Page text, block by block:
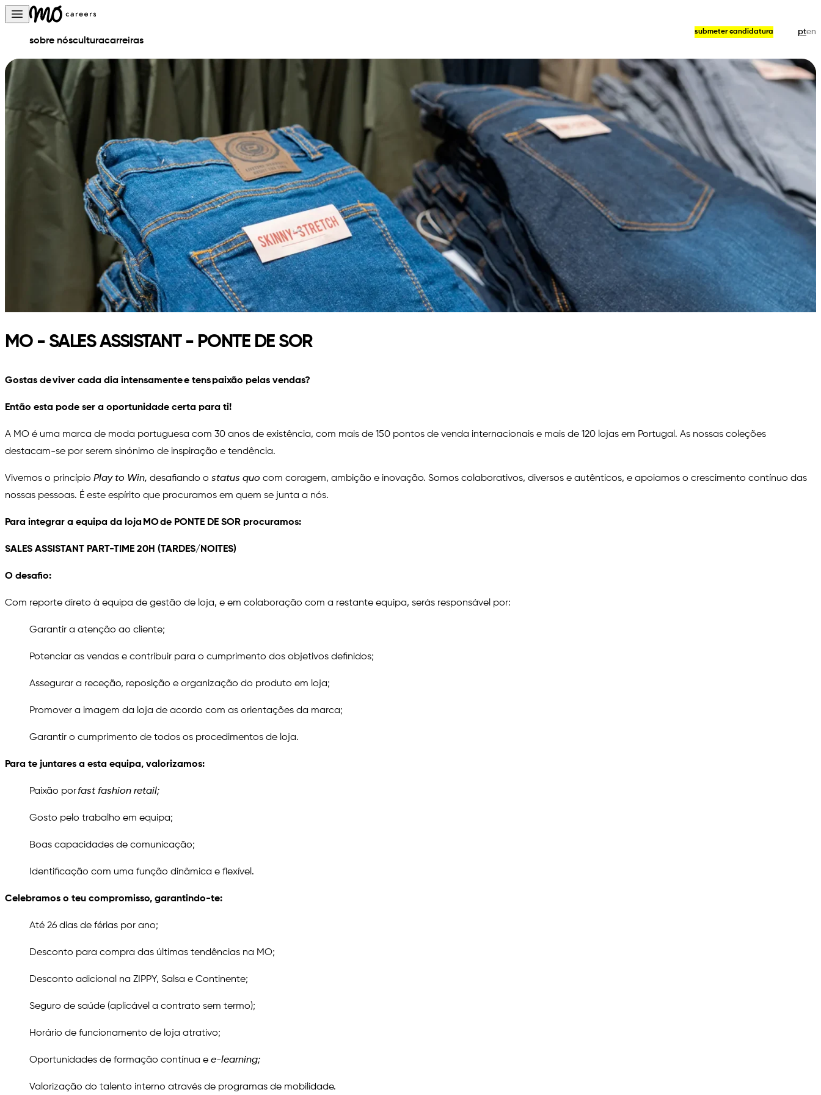
Skip to content
Open main menu
sobre nósculturacarreiras
submeter candidatura pten
MO - SALES ASSISTANT - PONTE DE SOR
Gostas de viver cada dia intensamente e tens paixão pelas vendas?
Então esta pode ser a oportunidade certa para ti!
A MO é uma marca de moda portuguesa com 30 anos de existência, com mais de 150 pontos de venda internacionais e mais de 120 lojas em Portugal. As nossas coleções
destacam-se por serem sinónimo de inspiração e tendência.
Vivemos o princípio Play to Win, desafiando o status quo com coragem, ambição e inovação. Somos colaborativos, diversos e autênticos, e apoiamos o crescimento contínuo das
nossas pessoas. É este espírito que procuramos em quem se junta a nós.
Para integrar a equipa da loja MO de PONTE DE SOR procuramos:
SALES ASSISTANT PART-TIME 20H (TARDES/NOITES)
O desafio:
Com reporte direto à equipa de gestão de loja, e em colaboração com a restante equipa, serás responsável por:
Garantir a atenção ao cliente;
Potenciar as vendas e contribuir para o cumprimento dos objetivos definidos;
Assegurar a receção, reposição e organização do produto em loja;
Promover a imagem da loja de acordo com as orientações da marca;
Garantir o cumprimento de todos os procedimentos de loja.
Para te juntares a esta equipa, valorizamos:
Paixão porfast fashion retail;
Gosto pelo trabalho em equipa;
Boas capacidades de comunicação;
Identificação com uma função dinâmica e flexível.
Celebramos o teu compromisso, garantindo-te:
Até 26 dias de férias por ano;
Desconto para compra das últimas tendências na MO;
Desconto adicional na ZIPPY, Salsa e Continente;
Seguro de saúde (aplicável a contrato sem termo);
Horário de funcionamento de loja atrativo;
Oportunidades de formação contínua e e-learning;
Valorização do talento interno através de programas de mobilidade.